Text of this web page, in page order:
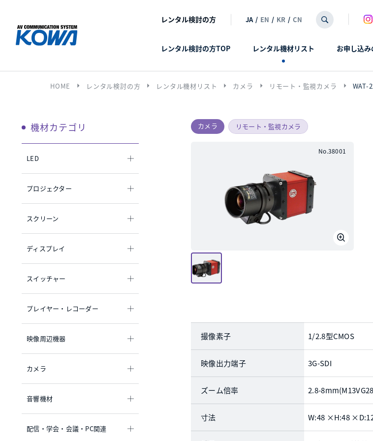
レンタル検討の方 JA / EN / KR / CN
レンタル検討の方TOP レンタル機材リスト お申し込
HOME arrow_right レンタル検討の方 arrow_right レンタル機材リスト arrow_right カメラ arrow_right リモート・監視カメラ arrow_right WAT-
機材カテゴリ
LED
プロジェクター
スクリーン
ディスプレイ
スイッチャー
プレイヤー・レコーダー
映像周辺機器
カメラ
音響機材
配信・学会・会議・PC関連
カメラ リモート・監視カメラ
No.38001
撮像素子 1/2.8型CMOS
映像出力端子 3G-SDI
ズーム倍率 2.8-
寸法 W:48 ×H:48